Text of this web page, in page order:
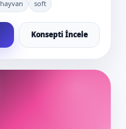
hayvan soft
Konsepti İncele